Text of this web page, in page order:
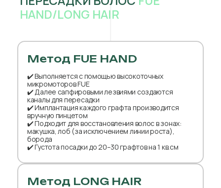
HAND/LONG HAIR
Метод FUE HAND
✔️ Выполняется с помощью высокоточных
микромоторов FUE
✔️ Далее сапфировыми лезвиями создаются
каналы для пересадки
✔️ Имплантация каждого графта производится
вручную пинцетом
✔️ Подходит для восстановления волос в зонах:
макушка, лоб (за исключением линии роста),
борода
✔️ Густота посадки до 20–30 графтов на 1 кв.см
Метод LONG HAIR